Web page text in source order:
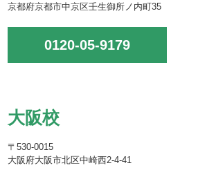
京都府京都市中京区壬生御所ノ内町35
0120-05-9179
大阪校
〒530-0015
大阪府大阪市北区中崎西2-4-41